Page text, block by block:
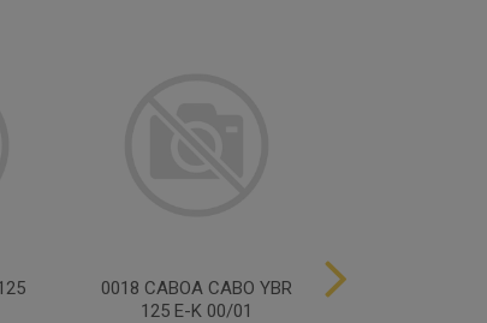
0018 CABOA CABO YBR
125 E-K 00/01